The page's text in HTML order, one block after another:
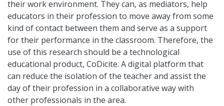
their work environment. They can, as mediators, help
educators in their profession to move away from some
kind of contact between them and serve as a support
for their performance in the classroom. Therefore, the
use of this research should be a technological
educational product, CoDicite. A digital platform that
can reduce the isolation of the teacher and assist the
day of their profession in a collaborative way with
other professionals in the area.